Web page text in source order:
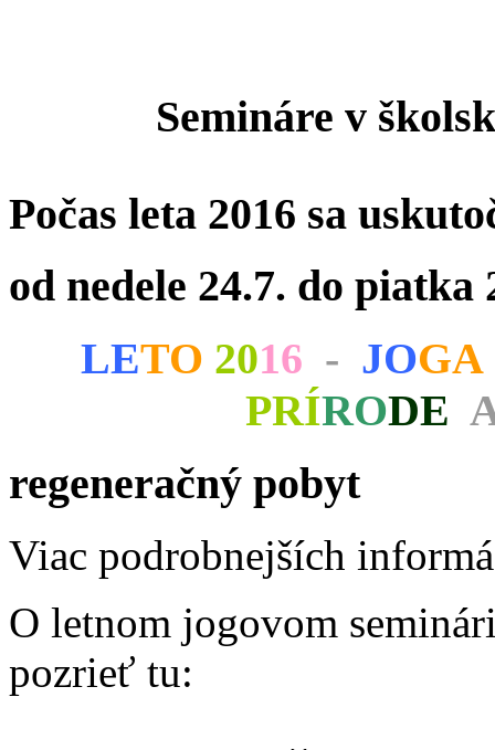
Semináre v
Počas leta 2016 sa
od nedele 24.7. do piatka
LETO 2016 - JO
PRÍRODE
regeneračný pobyt
Viac podrobnejších
O letnom jogovom
pozrieť tu: